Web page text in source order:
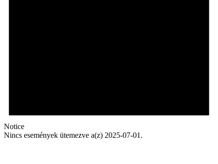
Notice
Nincs események ütemezve a(z) 2025-07-01.